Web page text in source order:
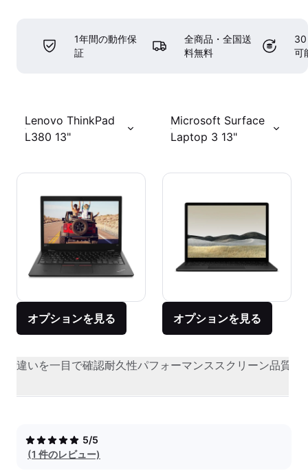
1年間の動作保
証
全商品・全国送
料無料
30
可
Lenovo ThinkPad
L380 13"
Microsoft Surface
Laptop 3 13"
オプションを見る オプションを見る
違いを一目で確認耐久性パフォーマンススクリーン品質
5/5
(1 件のレビュー)